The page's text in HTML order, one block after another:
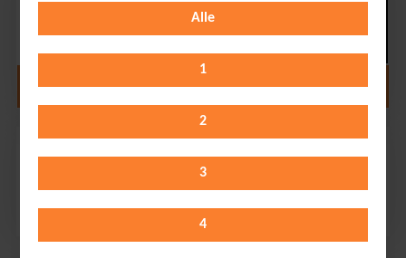
Alle
1
2
3
4
Alle Termine anzeigen
HsD Gewerkschaftshaus // Erfurt
Saturday 31.10.2026